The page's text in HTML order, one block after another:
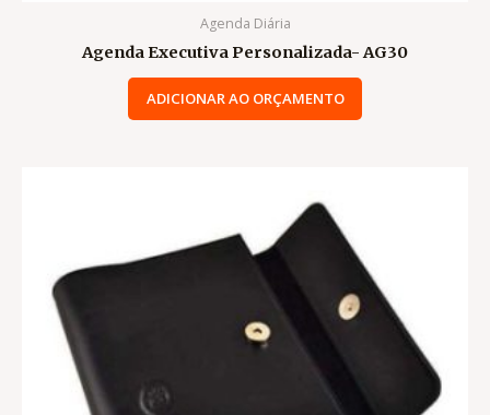
Agenda Diária
Agenda Executiva Personalizada- AG30
ADICIONAR AO ORÇAMENTO